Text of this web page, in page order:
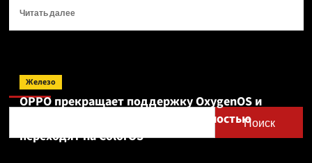
Читать далееПрочитать
до
бесплатно
Поиск
Поиск
Железо
OPPO прекращает поддержку OxygenOS и
Realme UI — OnePlus и realme полностью
переходят на ColorOS